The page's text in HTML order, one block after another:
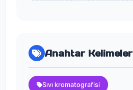
Anahtar Kelimeler
Sıvı kromatografisi